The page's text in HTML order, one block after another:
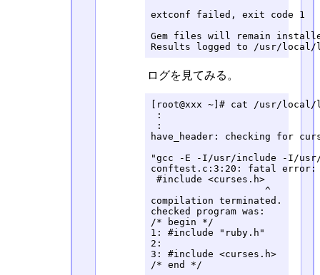
extconf failed, exit code 1
Gem files will remain
Results logged to /usr/local/
ログを見てみる。
[root@xxx ~]# cat /usr/local/
:
:
have_header: checking
"gcc -E -I/usr/include -I/usr/
conftest.c:3:20: fatal error:
#include <curses.h>
                    ^
compilation terminated.
checked program was:
/* begin */
1: #include "ruby.h"
2:
3: #include <curses.h>
/* end */